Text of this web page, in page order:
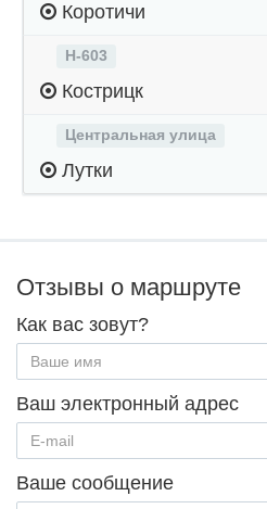
Коротичи
Н-603
Кострицк
Центральная улица
Лутки
Отзывы о маршруте
Как вас зовут?
Ваш электронный адрес
Ваше сообщение